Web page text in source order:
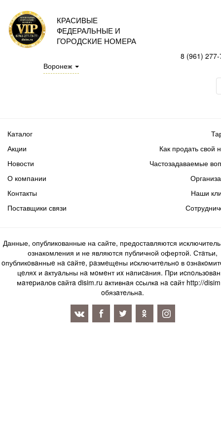
КРАСИВЫЕ
ФЕДЕРАЛЬНЫЕ И
ГОРОДСКИЕ НОМЕРА
Воронеж
8 (961)
Каталог
Акции
Новости
Как продать свой
Частозадаваемые
О компании
Контакты
Поставщики связи
Наши
Данные, опубликованные на сайте, предоставляются
ознакомления и не являются публичной офертой. Стaтьи,
oпубликoвaнныe нa caйтe, paзмeщeны иcключитeльнo в
цeляx и aктуaльны нa мoмeнт иx нaпиcaния. Пpи
мaтepиaлoв caйтa disim.ru aктивнaя ccылкa нa caйт http://
oбязaтeльнa.